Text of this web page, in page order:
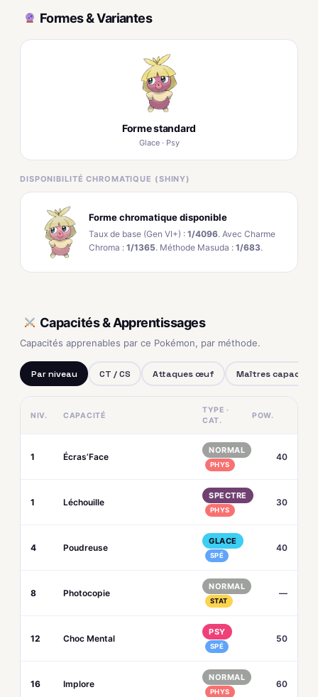
Formes & Variantes
Forme standard
Glace · Psy
DISPONIBILITÉ CHROMATIQUE (SHINY)
Forme chromatique disponible
Taux de base (Gen VI+) : 1/4096. Avec Charme
Chroma : 1/1365. Méthode Masuda : 1/683.
Capacités & Apprentissages
Capacités apprenables par ce Pokémon, par méthode.
Par niveau CT / CS Attaques œuf Maîtres capacités
NIV. CAPACITÉ
TYPE ·
CAT.
POW.
1 Écras’Face
NORMAL
PHYS
40
1 Léchouille
SPECTRE
PHYS
30
4 Poudreuse
GLACE
SPÉ
40
8 Photocopie
NORMAL
STAT
—
12 Choc Mental
PSY
SPÉ
50
16 Implore
NORMAL
PHYS
60